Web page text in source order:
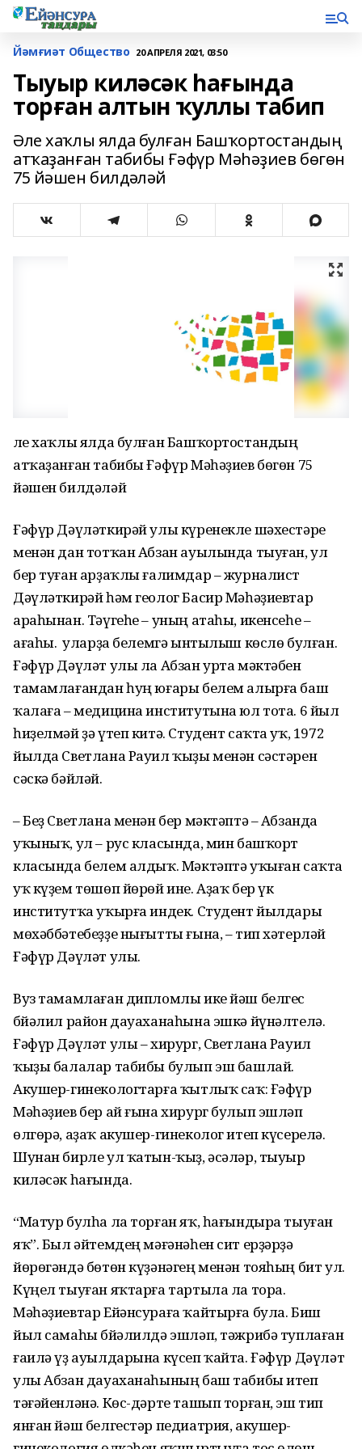
Йәмғиәт Общество 20 АПРЕЛЯ 2021, 03:50
Тыуыр киләсәк һағында
торған алтын ҡуллы табип
Әле хаҡлы ялда булған Башҡортостандың
атҡаҙанған табибы Ғәфүр Мәһәҙиев бөгөн
75 йәшен билдәләй
Әле хаҡлы ялда булған Башҡортостандың
атҡаҙанған табибы Ғәфүр Мәһәҙиев бөгөн 75
йәшен билдәләй
Ғәфүр Дәүләткирәй улы күренекле шәхестәре
менән дан тотҡан Абзан ауылында тыуған, ул
бер туған арҙаҡлы ғалимдар – журналист
Дәүләткирәй һәм геолог Басир Мәһәҙиевтар
араһынан. Тәүгеһе – уның атаһы, икенсеһе –
ағаһы. Ә уларҙа белемгә ынтылыш көслө булған.
Ғәфүр Дәүләт улы ла Абзан урта мәктәбен
тамамлағандан һуң юғары белем алырға баш
ҡалаға – медицина институтына юл тота. 6 йыл
һиҙелмәй ҙә үтеп китә. Студент саҡта уҡ, 1972
йылда Светлана Рауил ҡыҙы менән сәстәрен
сәскә бәйләй.
– Беҙ Светлана менән бер мәктәптә – Абзанда
уҡыныҡ, ул – рус класында, мин башҡорт
класында белем алдыҡ. Мәктәптә уҡыған саҡта
уҡ күҙем төшөп йөрөй ине. Аҙаҡ бер үк
институтҡа уҡырға индек. Студент йылдары
мөхәббәтебеҙҙе нығытты ғына, – тип хәтерләй
Ғәфүр Дәүләт улы.
Вуз тамамлаған дипломлы ике йәш белгес
Әбйәлил район дауаханаһына эшкә йүнәлтелә.
Ғәфүр Дәүләт улы – хирург, Светлана Рауил
ҡыҙы балалар табибы булып эш башлай.
Акушер-гинекологтарға ҡытлыҡ саҡ: Ғәфүр
Мәһәҙиев бер ай ғына хирург булып эшләп
өлгөрә, аҙаҡ акушер-гинеколог итеп күсерелә.
Шунан бирле ул ҡатын-ҡыҙ, әсәләр, тыуыр
киләсәк һағында.
“Матур булһа ла торған яҡ, һағындыра тыуған
яҡ”. Был әйтемдең мәғәнәһен сит ерҙәрҙә
йөрөгәндә бөтөн күҙәнәгең менән тояһың бит ул.
Күңел тыуған яҡтарға тартыла ла тора.
Мәһәҙиевтар Ейәнсураға ҡайтырға була. Биш
йыл самаһы Әбйәлилдә эшләп, тәжрибә туплаған
ғаилә үҙ ауылдарына күсеп ҡайта. Ғәфүр Дәүләт
улы Абзан дауаханаһының баш табибы итеп
тәғәйенләнә. Көс-дәрте ташып торған, эш тип
янған йәш белгестәр педиатрия, акушер-